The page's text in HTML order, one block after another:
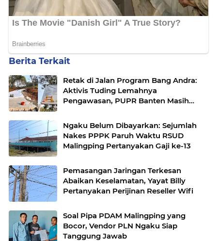
Berita Terkait
Retak di Jalan Program Bang Andra:
Aktivis Tuding Lemahnya
Pengawasan, PUPR Banten Masih
Ngaku Belum Dibayarkan: Sejumlah
Nakes PPPK Paruh Waktu RSUD
Malingping Pertanyakan Gaji ke-13
Pemasangan Jaringan Terkesan
Abaikan Keselamatan, Yayat Billy
Pertanyakan Perijinan Reseller Wifi
Soal Pipa PDAM Malingping yang
Bocor, Vendor PLN Ngaku Siap
Tanggung Jawab